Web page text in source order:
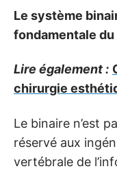
Le système
fondamentale
Lire également :
chirurgie
Le binaire n’est
réservé aux
vertébrale de